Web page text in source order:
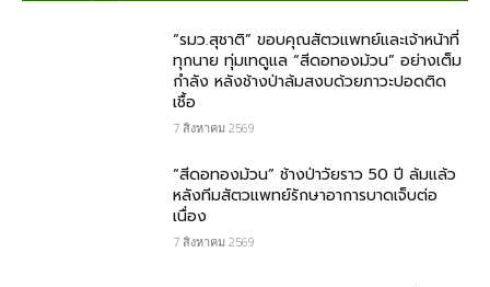
“รมว.สุชาติ” ขอบคุณสัตวแพทย์และเจ้าหน้าที่
ทุกนาย ทุ่มเทดูแล “สีดอทองม้วน” อย่างเต็ม
กำลัง หลังช้างป่าล้มสงบด้วยภาวะปอดติด
เชื้อ
7 สิงหาคม 2569
“สีดอทองม้วน” ช้างป่าวัยราว 50 ปี ล้มแล้ว
หลังทีมสัตวแพทย์รักษาอาการบาดเจ็บต่อ
เนื่อง
7 สิงหาคม 2569